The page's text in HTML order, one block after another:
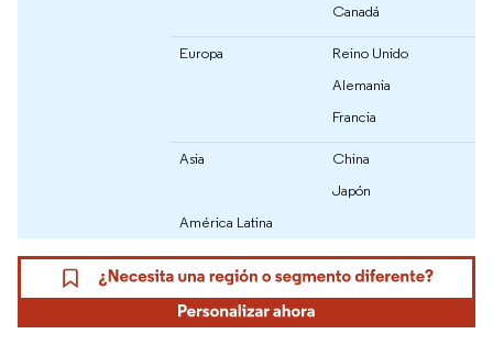
Canadá
Europa
Reino Unido
Alemania
Francia
Asia
China
Japón
América Latina